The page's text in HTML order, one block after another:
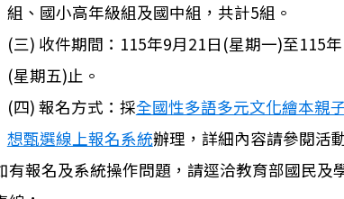
：轉知本市安平區億載國小辦理「114學年度
組、國小高年級組及國中組，共計5組。
(三) 收件期間：115年9月21日(星期一)至115
(星期五)止。
(四) 報名方式：採全國性多語多元文化繪本親
想甄選線上報名系統辦理，詳細內容請參閱活
有報名及系統操作問題，請逕洽教育部國民及